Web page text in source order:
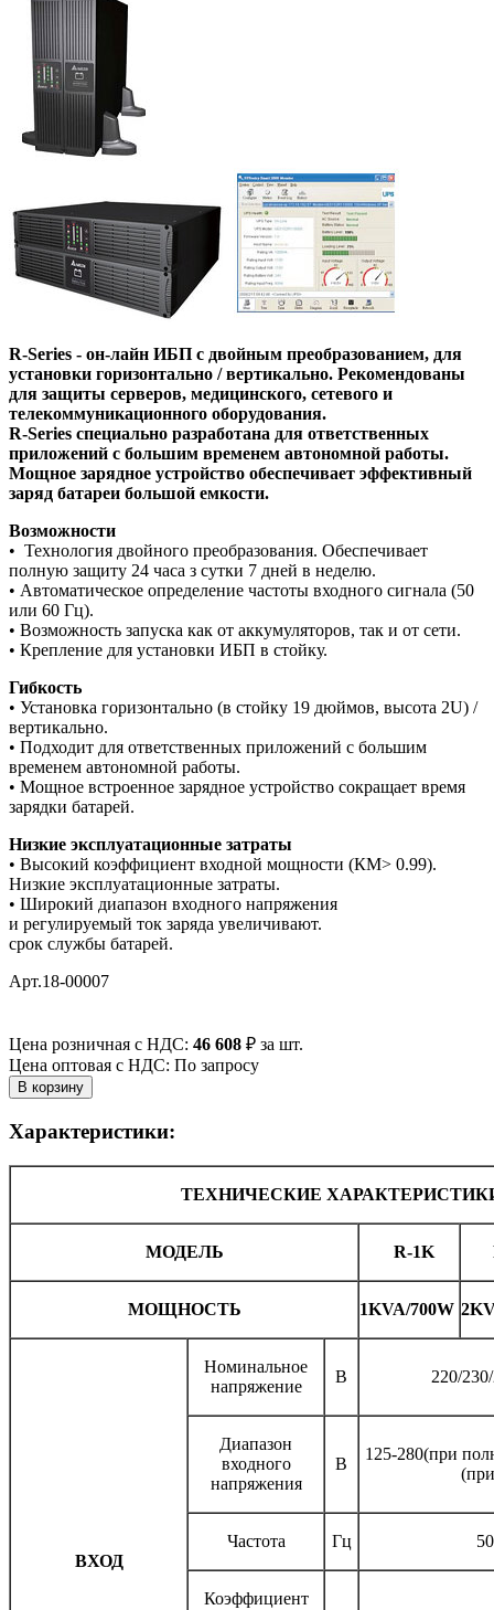
R-Series - он-лайн ИБП с двойным преобразованием, для
установки горизонтально / вертикально. Рекомендованы
для защиты серверов, медицинского, сетевого и
телекоммуникационного оборудования.
R-Series специально разработана для ответственных
приложений с большим временем автономной работы.
Мощное зарядное устройство обеспечивает эффективный
заряд батареи большой емкости.
Возможности
• Технология двойного преобразования. Обеспечивает
полную защиту 24 часа з сутки 7 дней в неделю.
• Автоматическое определение частоты входного сигнала (50
или 60 Гц).
• Возможность запуска как от аккумуляторов, так и от сети.
• Крепление для установки ИБП в стойку.
Гибкость
• Установка горизонтально (в стойку 19 дюймов, высота 2U) /
вертикально.
• Подходит для ответственных приложений с большим
временем автономной работы.
• Мощное встроенное зарядное устройство сокращает время
зарядки батарей.
Низкие эксплуатационные затраты
• Высокий коэффициент входной мощности (КМ> 0.99).
Низкие эксплуатационные затраты.
• Широкий диапазон входного напряжения
и регулируемый ток заряда увеличивают.
срок службы батарей.
Арт.18-00007
Цена розничная с НДС: 46 608 ₽ за шт.
Цена оптовая с НДС: По запросу
Характеристики:
ТЕХНИЧЕСКИЕ
МОДЕЛЬ R-1K
МОЩНОСТЬ 1KVA/700W
ВХОД
Номинальное
напряжение
В 220/
Диапазон
входного
напряжения
В
125-280(при
Частота Гц
Коэффициент